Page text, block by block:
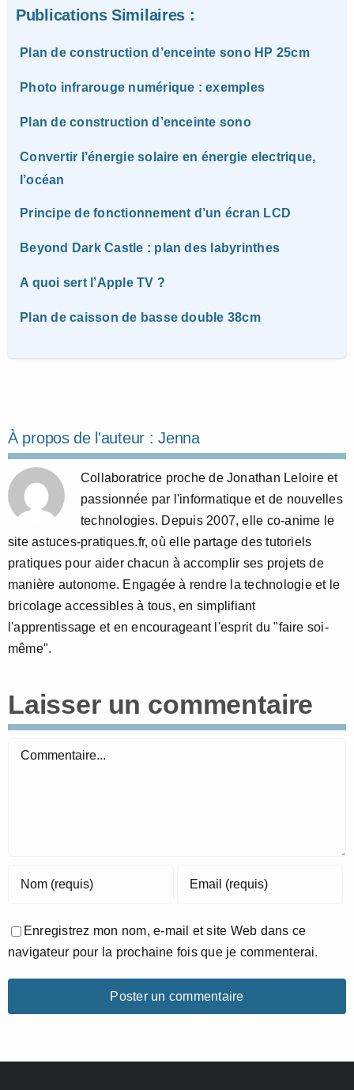
Publications Similaires :
Plan de construction d’enceinte sono HP 25cm
Photo infrarouge numérique : exemples
Plan de construction d’enceinte sono
Convertir l’énergie solaire en énergie electrique,
l’océan
Principe de fonctionnement d’un écran LCD
Beyond Dark Castle : plan des labyrinthes
A quoi sert l’Apple TV ?
Plan de caisson de basse double 38cm
À propos de l'auteur :Jenna
Collaboratrice proche de Jonathan Leloire et
passionnée par l'informatique et de nouvelles
technologies. Depuis 2007, elle co-anime le
site astuces-pratiques.fr, où elle partage des tutoriels
pratiques pour aider chacun à accomplir ses projets de
manière autonome. Engagée à rendre la technologie et le
bricolage accessibles à tous, en simplifiant
l'apprentissage et en encourageant l'esprit du "faire soi-
même".
Laisser un commentaire
Commentaire
Enregistrez mon nom, e-mail et site Web dans ce
navigateur pour la prochaine fois que je commenterai.